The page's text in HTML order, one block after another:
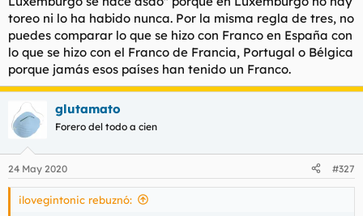
toreo ni lo ha habido nunca. Por la misma regla de tres, no
puedes comparar lo que se hizo con Franco en España con
lo que se hizo con el Franco de Francia, Portugal o Bélgica
porque jamás esos países han tenido un Franco.
glutamato
Forero del todo a cien
24 May 2020 #327
ilovegintonic rebuznó: